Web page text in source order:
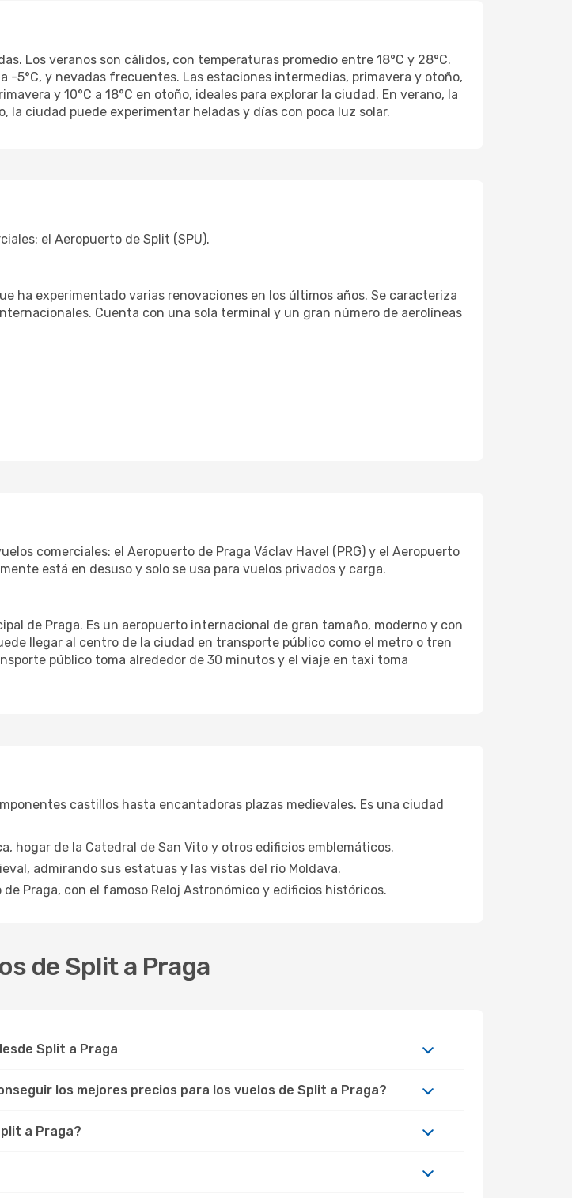
Los veranos son cálidos, con temperaturas promedio entre 18°C y 28°C.
5°C, y nevadas frecuentes. Las estaciones intermedias, primavera y otoño,
y 10°C a 18°C en otoño, ideales para explorar la ciudad. En verano, la
la ciudad puede experimentar heladas y días con poca luz solar.
el Aeropuerto de Split (SPU).
ha experimentado varias renovaciones en los últimos años. Se caracteriza
Cuenta con una sola terminal y un gran número de aerolíneas
comerciales: el Aeropuerto de Praga Václav Havel (PRG) y el Aeropuerto
está en desuso y solo se usa para vuelos privados y carga.
de Praga. Es un aeropuerto internacional de gran tamaño, moderno y con
llegar al centro de la ciudad en transporte público como el metro o tren
público toma alrededor de 30 minutos y el viaje en taxi toma
castillos hasta encantadoras plazas medievales. Es una ciudad
hogar de la Catedral de San Vito y otros edificios emblemáticos.
admirando sus estatuas y las vistas del río Moldava.
Praga, con el famoso Reloj Astronómico y edificios históricos.
de Split a Praga
Split a Praga
los mejores precios para los vuelos de Split a Praga?
a Praga?